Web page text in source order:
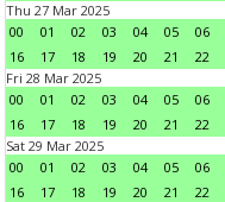
Thu 27 Mar 2025
00
01 02 03 04 05 06
16
17 18 19 20 21 22
Fri 28 Mar 2025
00
01 02 03 04 05 06
16
17 18 19 20 21 22
Sat 29 Mar 2025
00
01 02 03 04 05 06
16
17 18 19 20 21 22